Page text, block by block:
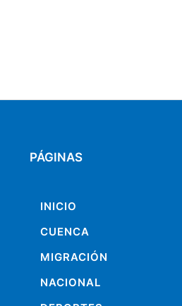
PÁGINAS
INICIO
CUENCA
MIGRACIÓN
NACIONAL